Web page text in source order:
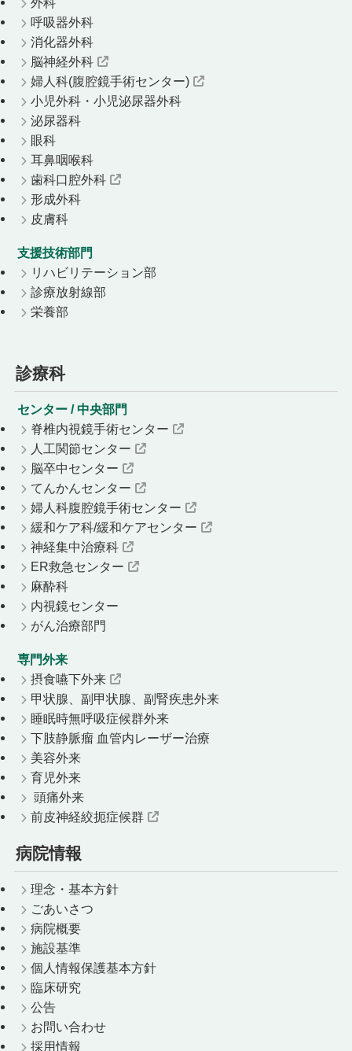
呼吸器外科
消化器外科
脳神経外科
婦人科(腹腔鏡手術センター)
小児外科・小児泌尿器外科
泌尿器科
眼科
耳鼻咽喉科
歯科口腔外科
形成外科
皮膚科
支援技術部門
リハビリテーション部
診療放射線部
栄養部
診療科
センター / 中央部門
脊椎内視鏡手術センター
人工関節センター
脳卒中センター
てんかんセンター
婦人科腹腔鏡手術センター
緩和ケア科/緩和ケアセンター
神経集中治療科
ER救急センター
麻酔科
内視鏡センター
がん治療部門
専門外来
摂食嚥下外来
甲状腺、副甲状腺、副腎疾患外来
睡眠時無呼吸症候群外来
下肢静脈瘤 血管内レーザー治療
美容外来
育児外来
頭痛外来
前皮神経絞扼症候群
病院情報
理念・基本方針
ごあいさつ
病院概要
施設基準
個人情報保護基本方針
臨床研究
公告
お問い合わせ
採用情報